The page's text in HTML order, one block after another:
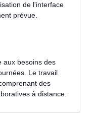
de l'interface
prévue.
aux besoins des
Le travail
des
à distance.